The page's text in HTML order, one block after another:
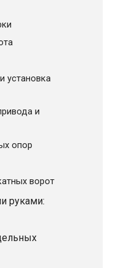
установка
и
опор
ворот
руками: